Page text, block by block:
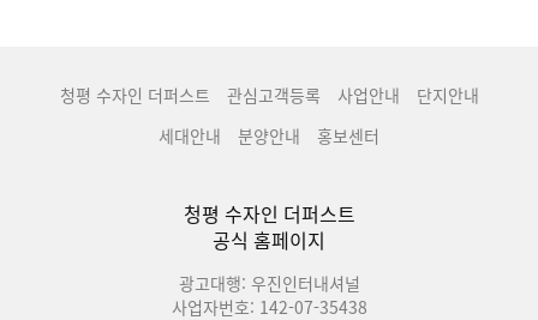
청평 수자인 더퍼스트 관심고객등록 사업안내
단지안내
세대안내
분양안내 홍보센터
청평 수자인 더퍼스트
공식 홈페이지
광고대행: 우진인터내셔널
사업자번호: 142-07-35438